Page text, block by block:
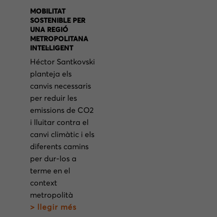
MOBILITAT
SOSTENIBLE PER
UNA REGIÓ
METROPOLITANA
INTEL·LIGENT
Héctor Santkovski
planteja els
canvis necessaris
per reduir les
emissions de CO2
i lluitar contra el
canvi climàtic i els
diferents camins
per dur-los a
terme en el
context
metropolità
> llegir més